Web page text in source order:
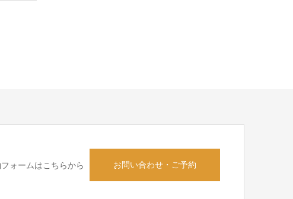
ォームはこちらから お問い合わせ・ご予約